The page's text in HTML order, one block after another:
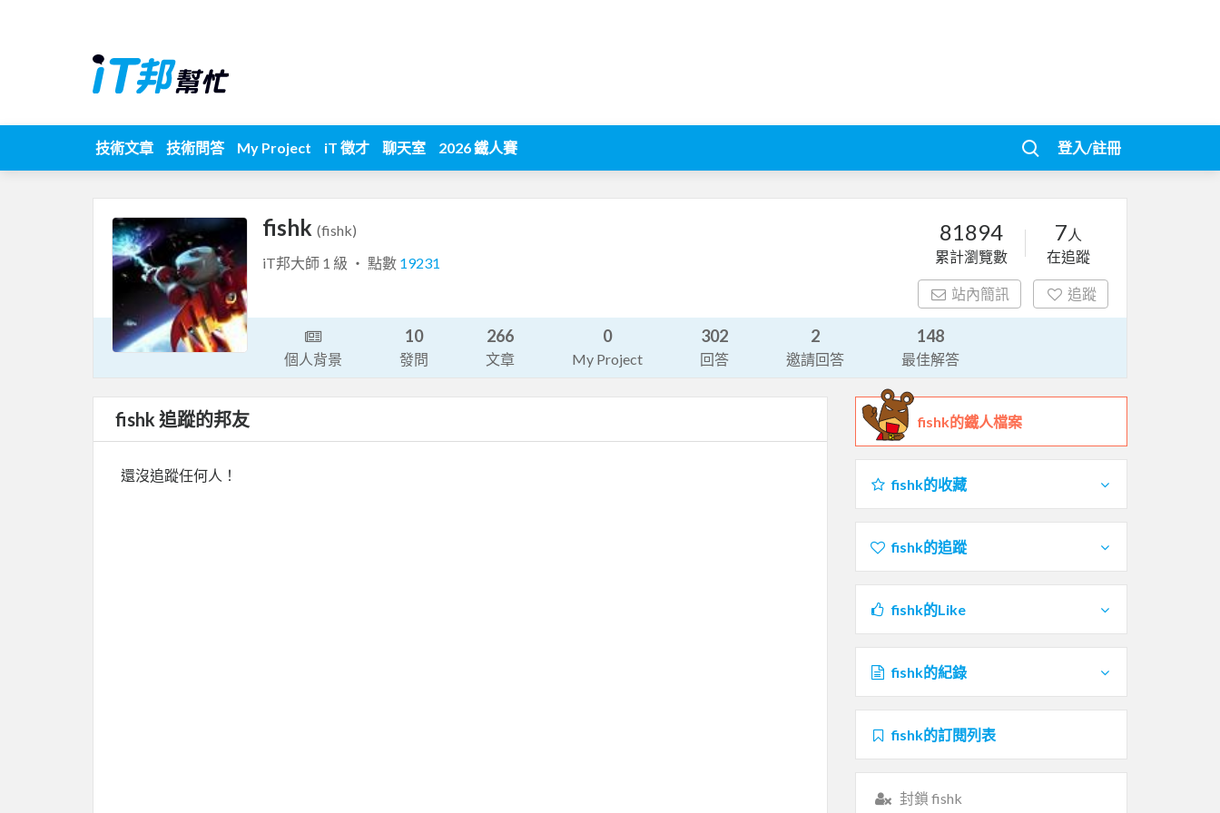
技術文章 技術問答 My Project iT 徵才 聊天室 2026 鐵人賽 登入/註冊
fishk (fishk)
iT邦大師 1 級 ‧ 點數 19231
81894
累計瀏覽數
7 人
在追蹤
站內簡訊 追蹤
個人背景
10
發問
266
文章
0
My Project
302
回答
2
邀請回答
148
最佳解答
fishk 追蹤的邦友
還沒追蹤任何人！
fishk的鐵人檔案
fishk的收藏
fishk的追蹤
fishk的Like
fishk的紀錄
fishk的訂閱列表
封鎖 fishk